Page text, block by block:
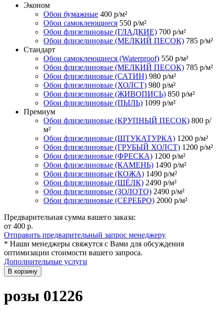
Эконом
Обои бумажные 400 р/м²
Обои самоклеющиеся 550 р/м²
Обои флизелиновые (ГЛАДКИЕ) 700 р/м²
Обои флизелиновые (МЕЛКИЙ ПЕСОК) 785 р/м²
Стандарт
Обои самоклеющиеся (Waterproof) 550 р/м²
Обои флизелиновые (МЕЛКИЙ ПЕСОК) 785 р/м²
Обои флизелиновые (САТИН) 980 р/м²
Обои флизелиновые (ХОЛСТ) 980 р/м²
Обои флизелиновые (ЖИВОПИСЬ) 850 р/м²
Обои флизелиновые (ПЫЛЬ) 1099 р/м²
Премиум
Обои флизелиновые (КРУПНЫЙ ПЕСОК) 800 р/
м²
Обои флизелиновые (ШТУКАТУРКА) 1200 р/м²
Обои флизелиновые (ГРУБЫЙ ХОЛСТ) 1200 р/м²
Обои флизелиновые (ФРЕСКА) 1200 р/м²
Обои флизелиновые (КАМЕНЬ) 1490 р/м²
Обои флизелиновые (КОЖА) 1490 р/м²
Обои флизелиновые (ШЁЛК) 2490 р/м²
Обои флизелиновые (ЗОЛОТО) 2490 р/м²
Обои флизелиновые (СЕРЕБРО) 2000 р/м²
Предварительная сумма вашего заказа:
от 400 р.
Отправить предварительный запрос менеджеру
* Наши менеджеры свяжутся с Вами для обсуждения
оптимизации стоимости вашего запроса.
Дополнительные услуги
В корзину
розы 01226